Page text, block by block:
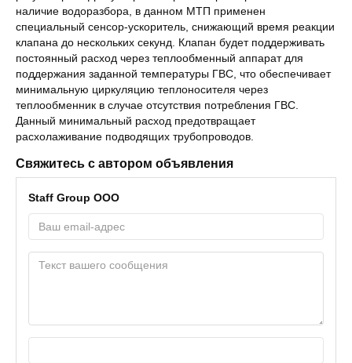
наличие водоразбора, в данном МТП применен
специальный сенсор-ускоритель, снижающий время реакции
клапана до нескольких секунд. Клапан будет поддерживать
постоянный расход через теплообменный аппарат для
поддержания заданной температуры ГВС, что обеспечивает
минимальную циркуляцию теплоносителя через
теплообменник в случае отсутствия потребления ГВС.
Данный минимальный расход предотвращает
расхолаживание подводящих трубопроводов.
Свяжитесь с автором объявления
Staff Group ООО